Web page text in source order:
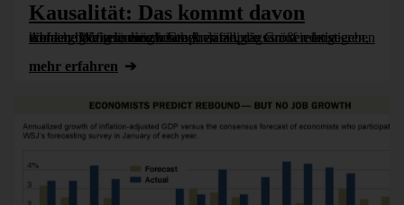
Kausalität: Das kommt davon
Abhängigkeiten, die zwischen zufälligen Größen existieren, können häufig in einem Graphen einprägsam wiedergegeben werden. Wir erläutern heute Ansätze, die es auf relativ einfache Weise ermöglichen [...]
mehr erfahren